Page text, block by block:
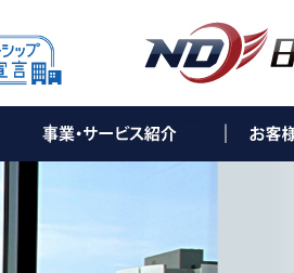
ージ
▶ コンサルティング事業(e-Solution)
・e-Solutionとは
・オフィス環境改善コンサルティング
・経営コンサルティング
・企業ブランド構築コンサルティング
・WEBコンサルティング
▶ IT事業
・インターネット環境構築
・光ソリューション
・ネットワークセキュリティ
・NDひかり（NTTコラボ事業）
・サーバー構築
・セキュリティカメラ
・ビジネスホン
・デジタル複合機
・ビジネスパソコン
・他 IT通信機器
▶ 省エネ・環境事業
・LED照明
・太陽光発電
・省エネ空調
・補助金申請サポート
▶ 通信設備工事・保守事業
・電気通信設備工事
・オフィス環境保守／メンテナンス
▶ グローバル事業
・省エネ製品の輸出、輸入、販売
・日本法人海外進出サポート